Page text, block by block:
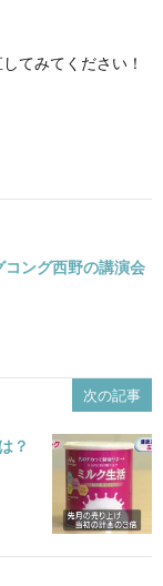
てみてください！
コング西野の講演会
次の記事
？